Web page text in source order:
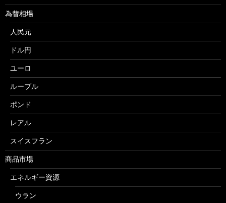
為替相場
人民元
ドル円
ユーロ
ルーブル
ポンド
レアル
スイスフラン
商品市場
エネルギー資源
ウラン